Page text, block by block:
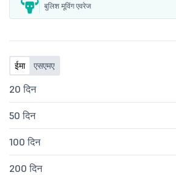
बुलिश मूविंग एवरेज
ईमा एसएमए
20 दिन
50 दिन
100 दिन
200 दिन